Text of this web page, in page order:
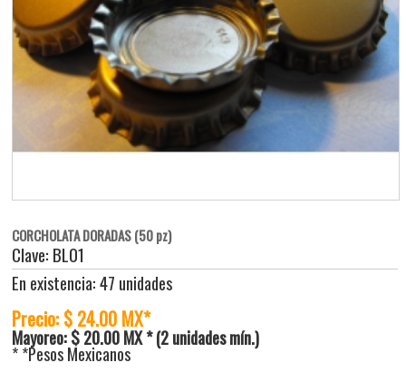
CORCHOLATA DORADAS (50 pz)
Clave: BL01
En existencia: 47 unidades
Precio: $ 24.00 MX*
Mayoreo: $ 20.00 MX * (2 unidades mín.)
* *Pesos Mexicanos